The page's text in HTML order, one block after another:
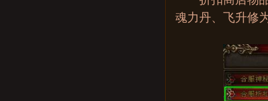
魂力丹、飞升修